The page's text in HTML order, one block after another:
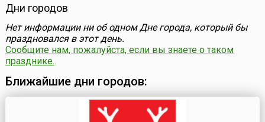
Дни городов
Нет информации ни об одном Дне города, который бы
праздновался в этот день.
Сообщите нам, пожалуйста, если вы знаете о таком
празднике.
Ближайшие дни городов: